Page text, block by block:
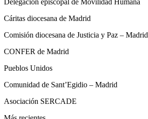
Cáritas diocesana de Madrid
Comisión diocesana de Justicia y Paz – Madrid
CONFER de Madrid
Pueblos Unidos
Comunidad de Sant’Egidio – Madrid
Asociación SERCADE